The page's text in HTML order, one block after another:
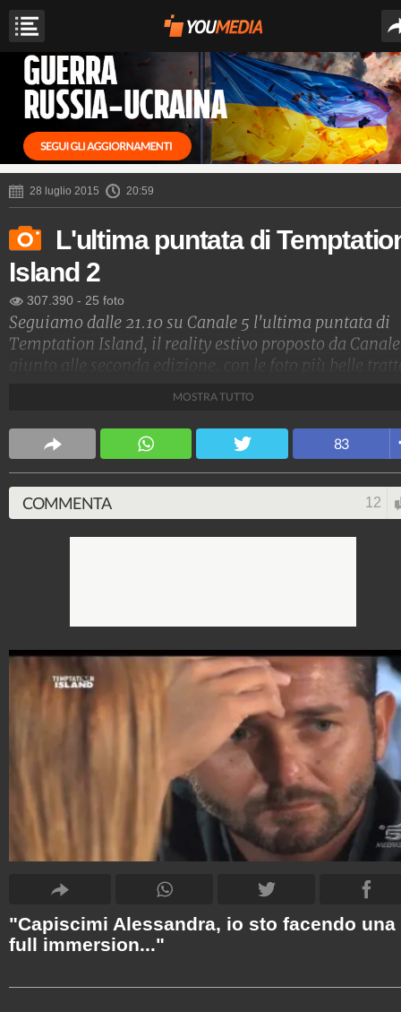
28 luglio 2015 20:59
L'ultima puntata di
Island 2
307.390 - 25 foto
Seguiamo dalle 21.10 su Canale 5 l'ultima puntata di
Temptation Island, il reality estivo proposto da
giunto alle seconda edizione, con le foto più belle
Spettacolo Fanpage
4.053.366.354 9.454 video 76.076 foto
MOSTRA TUTTO
83
COMMENTA 12
"Capiscimi Alessandra, io sto facendo una
full immersion..."